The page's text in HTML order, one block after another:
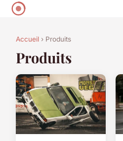
Accueil › Produits
Produits